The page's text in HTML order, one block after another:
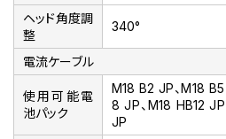
ヘッド角度調
整
340°
電流ケーブル
使用可能電
池パック
M18 B2 JP、M18
8 JP、M18 HB12
JP